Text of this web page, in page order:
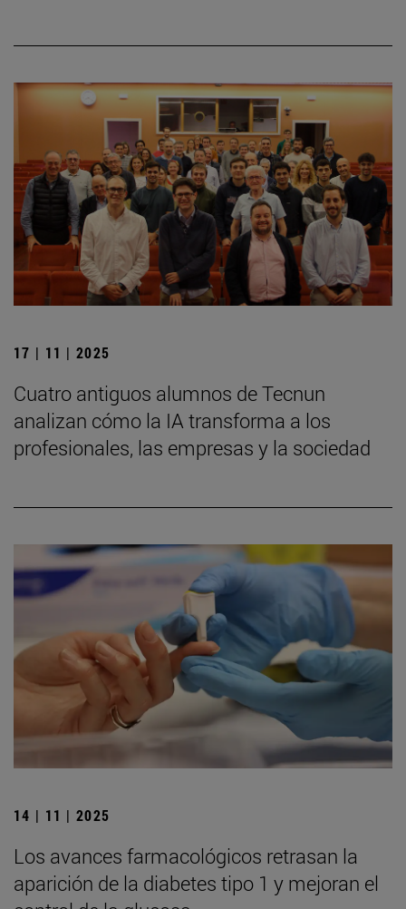
17 | 11 | 2025
Cuatro antiguos alumnos de Tecnun
analizan cómo la IA transforma a los
profesionales, las empresas y la sociedad
14 | 11 | 2025
Los avances farmacológicos retrasan la
aparición de la diabetes tipo 1 y mejoran el